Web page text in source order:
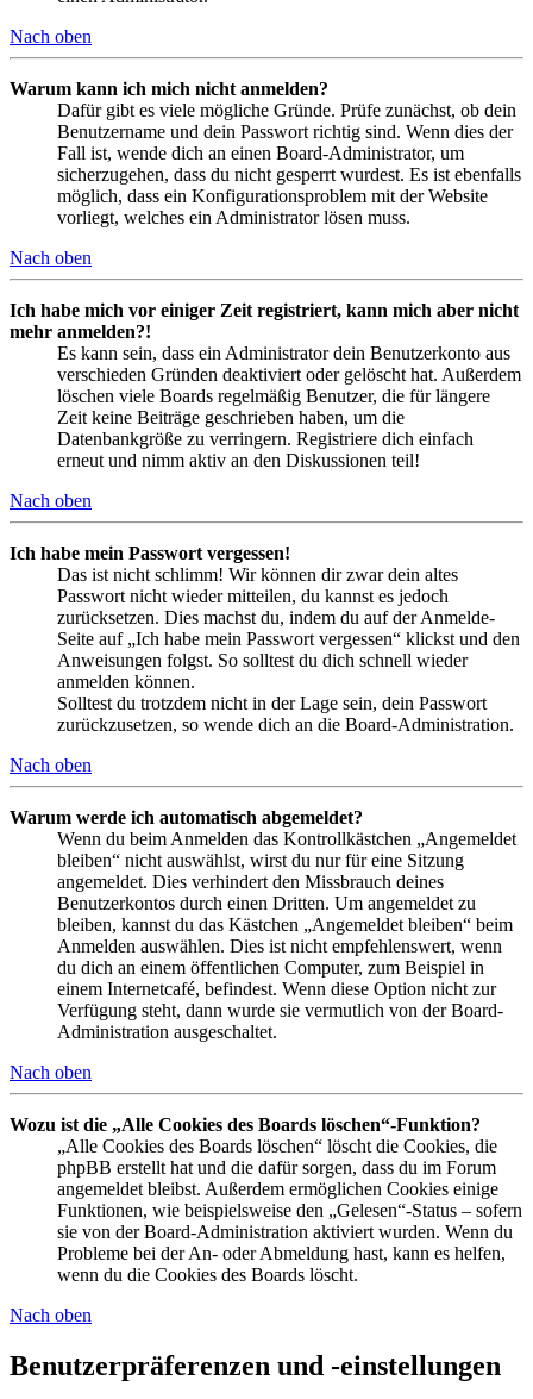
Nach oben
Warum kann ich mich nicht anmelden?
Dafür gibt es viele mögliche Gründe. Prüfe zunächst, ob dein
Benutzername und dein Passwort richtig sind. Wenn dies der
Fall ist, wende dich an einen Board-Administrator, um
sicherzugehen, dass du nicht gesperrt wurdest. Es ist ebenfalls
möglich, dass ein Konfigurationsproblem mit der Website
vorliegt, welches ein Administrator lösen muss.
Nach oben
Ich habe mich vor einiger Zeit registriert, kann mich aber nicht
mehr anmelden?!
Es kann sein, dass ein Administrator dein Benutzerkonto aus
verschieden Gründen deaktiviert oder gelöscht hat. Außerdem
löschen viele Boards regelmäßig Benutzer, die für längere
Zeit keine Beiträge geschrieben haben, um die
Datenbankgröße zu verringern. Registriere dich einfach
erneut und nimm aktiv an den Diskussionen teil!
Nach oben
Ich habe mein Passwort vergessen!
Das ist nicht schlimm! Wir können dir zwar dein altes
Passwort nicht wieder mitteilen, du kannst es jedoch
zurücksetzen. Dies machst du, indem du auf der Anmelde-
Seite auf „Ich habe mein Passwort vergessen“ klickst und den
Anweisungen folgst. So solltest du dich schnell wieder
anmelden können.
Solltest du trotzdem nicht in der Lage sein, dein Passwort
zurückzusetzen, so wende dich an die Board-Administration.
Nach oben
Warum werde ich automatisch abgemeldet?
Wenn du beim Anmelden das Kontrollkästchen „Angemeldet
bleiben“ nicht auswählst, wirst du nur für eine Sitzung
angemeldet. Dies verhindert den Missbrauch deines
Benutzerkontos durch einen Dritten. Um angemeldet zu
bleiben, kannst du das Kästchen „Angemeldet bleiben“ beim
Anmelden auswählen. Dies ist nicht empfehlenswert, wenn
du dich an einem öffentlichen Computer, zum Beispiel in
einem Internetcafé, befindest. Wenn diese Option nicht zur
Verfügung steht, dann wurde sie vermutlich von der Board-
Administration ausgeschaltet.
Nach oben
Wozu ist die „Alle Cookies des Boards löschen“-Funktion?
„Alle Cookies des Boards löschen“ löscht die Cookies, die
phpBB erstellt hat und die dafür sorgen, dass du im Forum
angemeldet bleibst. Außerdem ermöglichen Cookies einige
Funktionen, wie beispielsweise den „Gelesen“-Status – sofern
sie von der Board-Administration aktiviert wurden. Wenn du
Probleme bei der An- oder Abmeldung hast, kann es helfen,
wenn du die Cookies des Boards löscht.
Nach oben
Benutzerpräferenzen und -einstellungen